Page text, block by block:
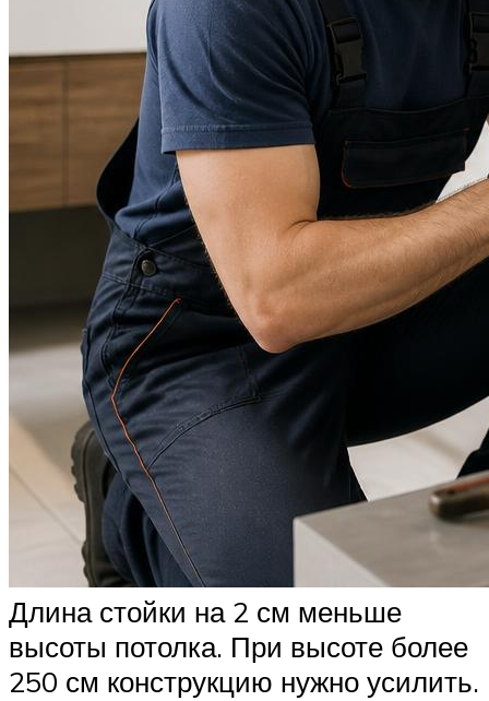
Длина стойки на 2 см меньше
высоты потолка. При высоте более
250 см конструкцию нужно усилить.